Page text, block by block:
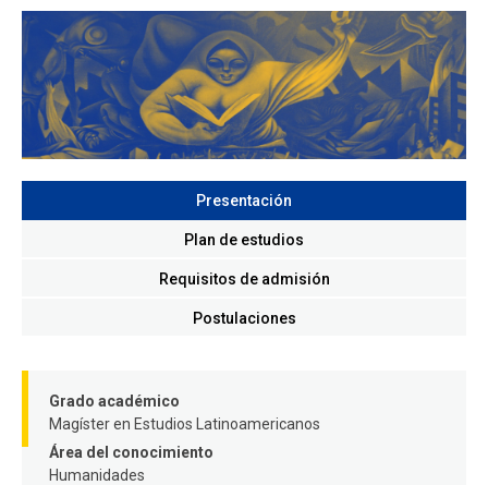
EXTENSIÓN
BIBLIOTECA
DEPARTAMENTOS
FACULTAD
Presentación
Plan de estudios
Requisitos de admisión
Postulaciones
Grado académico
Magíster en Estudios Latinoamericanos
Área del conocimiento
Humanidades